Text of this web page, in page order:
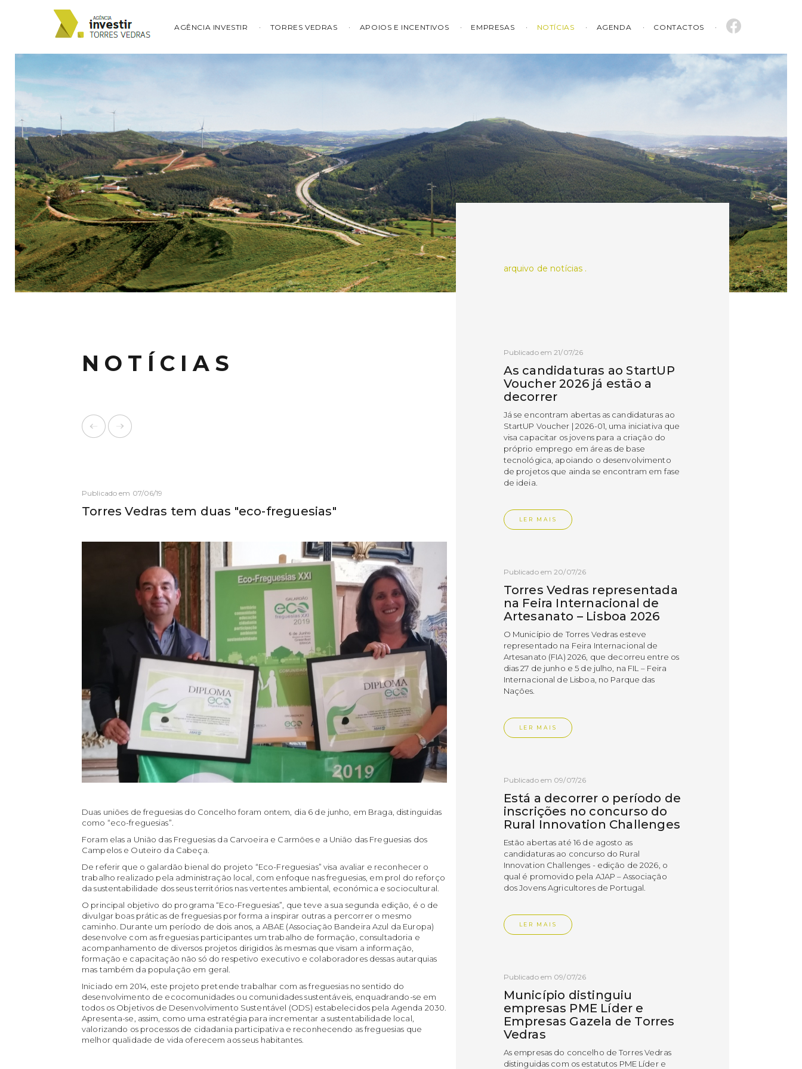
AGÊNCIA INVESTIR TORRES VEDRAS APOIOS E INCENTIVOS EMPRESAS NOTÍCIAS AGENDA CONTACTOS
NOTÍCIAS
Publicado em 07/06/19
Torres Vedras tem duas "eco-freguesias"
Duas uniões de freguesias do Concelho foram ontem, dia 6 de junho, em Braga, distinguidas
como “eco-freguesias”.
Foram elas a União das Freguesias da Carvoeira e Carmões e a União das Freguesias dos
Campelos e Outeiro da Cabeça.
De referir que o galardão bienal do projeto “Eco-Freguesias” visa avaliar e reconhecer o
trabalho realizado pela administração local, com enfoque nas freguesias, em prol do reforço
da sustentabilidade dos seus territórios nas vertentes ambiental, económica e sociocultural.
O principal objetivo do programa “Eco-Freguesias”, que teve a sua segunda edição, é o de
divulgar boas práticas de freguesias por forma a inspirar outras a percorrer o mesmo
caminho. Durante um período de dois anos, a ABAE (Associação Bandeira Azul da Europa)
desenvolve com as freguesias participantes um trabalho de formação, consultadoria e
acompanhamento de diversos projetos dirigidos às mesmas que visam a informação,
formação e capacitação não só do respetivo executivo e colaboradores dessas autarquias
mas também da população em geral.
Iniciado em 2014, este projeto pretende trabalhar com as freguesias no sentido do
desenvolvimento de ecocomunidades ou comunidades sustentáveis, enquadrando-se em
todos os Objetivos de Desenvolvimento Sustentável (ODS) estabelecidos pela Agenda 2030.
Apresenta-se, assim, como uma estratégia para incrementar a sustentabilidade local,
valorizando os processos de cidadania participativa e reconhecendo as freguesias que
melhor qualidade de vida oferecem aos seus habitantes.
arquivo de notícias .
Publicado em 21/07/26
As candidaturas ao StartUP
Voucher 2026 já estão a
decorrer
Já se encontram abertas as candidaturas ao
StartUP Voucher | 2026-01, uma iniciativa que
visa capacitar os jovens para a criação do
próprio emprego em áreas de base
tecnológica, apoiando o desenvolvimento
de projetos que ainda se encontram em fase
de ideia.
LER MAIS
Publicado em 20/07/26
Torres Vedras representada
na Feira Internacional de
Artesanato – Lisboa 2026
O Município de Torres Vedras esteve
representado na Feira Internacional de
Artesanato (FIA) 2026, que decorreu entre os
dias 27 de junho e 5 de julho, na FIL – Feira
Internacional de Lisboa, no Parque das
Nações.
LER MAIS
Publicado em 09/07/26
Está a decorrer o período de
inscrições no concurso do
Rural Innovation Challenges
Estão abertas até 16 de agosto as
candidaturas ao concurso do Rural
Innovation Challenges - edição de 2026, o
qual é promovido pela AJAP – Associação
dos Jovens Agricultores de Portugal.
LER MAIS
Publicado em 09/07/26
Município distinguiu
empresas PME Líder e
Empresas Gazela de Torres
Vedras
As empresas do concelho de Torres Vedras
distinguidas com os estatutos PME Líder e